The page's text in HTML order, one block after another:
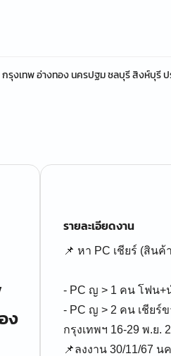
รุงเทพ อ่างทอง นครปฐม ชลบุรี สิงห์บุรี
ง
รายละเอียดงาน
📌 หา PC เชียร์ (สิน
- PC ญ > 1 คน โฟน+
- PC ญ > 2 คน เชียร์
กรุงเทพฯ 16-29 พ.ย.
📌ลงงาน 30/11/67